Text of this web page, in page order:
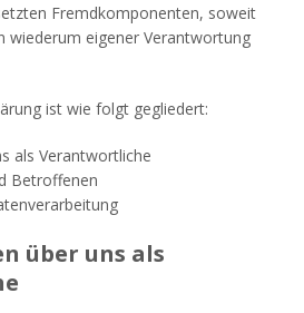
Fremdkomponenten, soweit
wiederum eigener Verantwortung
ist wie folgt gegliedert:
als Verantwortliche
Betroffenen
über uns als